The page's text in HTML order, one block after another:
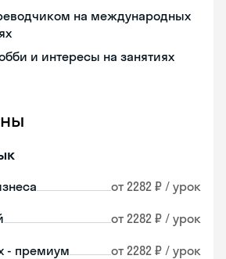
на международных
и интересы на занятиях
от 2282 ₽ / урок
от 2282 ₽ / урок
- премиум от 2282 ₽ / урок